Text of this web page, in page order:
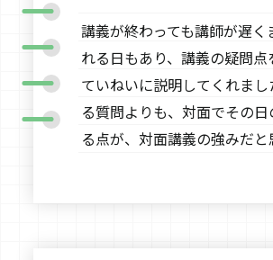
講義が終わっても講師が遅く
れる日もあり、講義の疑問点
ていねいに説明してくれま
る質問よりも、対面でその
る点が、対面講義の強みだと